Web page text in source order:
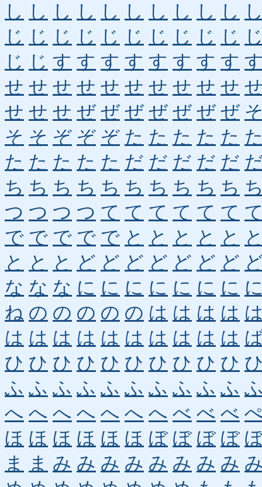
し し し し し し し し し し
じ じ じ じ じ じ じ じ じ じ
じ じ す す す す す す す す
せ せ せ せ せ せ せ せ せ せ
せ せ せ ぜ ぜ ぜ ぜ ぜ ぜ ぜ
そ そ ぞ ぞ ぞ た た た た た
た た た た た だ だ だ だ だ
ち ち ち ち ち ち ち ち ち ち
つ つ つ つ て て て て て て
で で で で で と と と と と
と と と ど ど ど ど ど ど ど
な な な に に に に に に に
ね の の の の の は は は は
は は は は は は は は は は
ひ ひ ひ ひ ひ ひ ひ ひ ひ ひ
ふ ふ ふ ふ ふ ふ ふ ふ ふ ふ
へ へ へ へ へ へ へ べ べ べ
ほ ほ ほ ほ ほ ほ ぼ ぼ ぼ ぼ
ま
ま み み み み み み み み